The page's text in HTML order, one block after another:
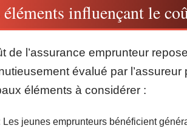
influençant le
de l’assurance emprunteur
évalué par
éléments à considérer :
Les jeunes emprunteurs bénéficient